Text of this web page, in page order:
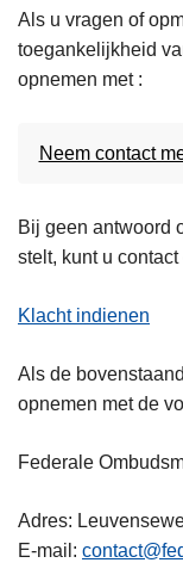
Als u vragen of
toegankelijkheid
opnemen met :
Neem contact
Bij geen antwoord
stelt, kunt u
Klacht indienen
Als de
opnemen met de
Federale
Adres:
E-mail: